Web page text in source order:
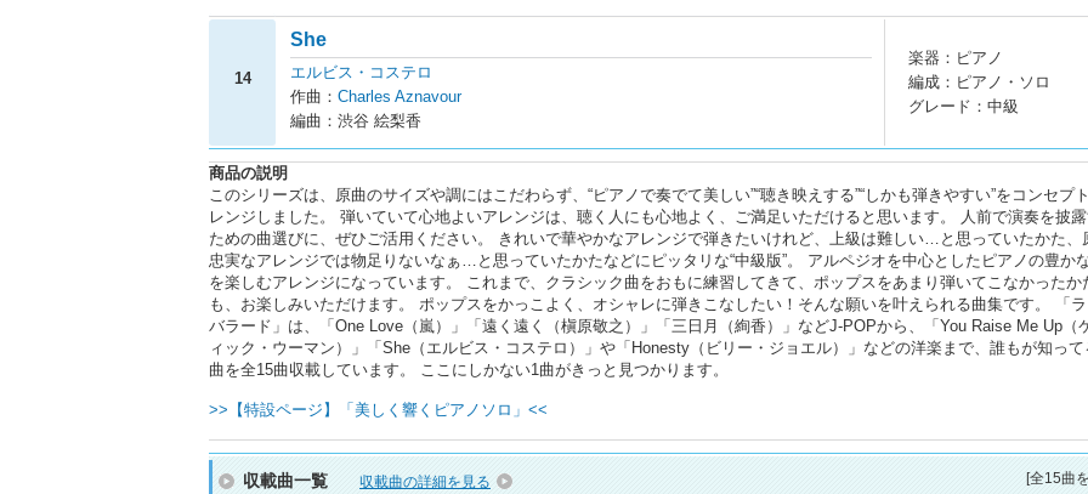
14
She
エルビス・コステロ
作曲： Charles Aznavour
編曲：渋谷 絵梨香
楽器：ピアノ
編成：ピアノ・ソロ
グレード：中級
商品の説明
このシリーズは、原曲のサイズや調にはこだわらず、“ピアノで奏でて美しい”“聴き映えする”“しかも弾きやすい”をコンセプ
レンジしました。 弾いていて心地よいアレンジは、聴く人にも心地よく、ご満足いただけると思います。 人前で演奏を披
ための曲選びに、ぜひご活用ください。 きれいで華やかなアレンジで弾きたいけれど、上級は難しい…と思っていたかた、
忠実なアレンジでは物足りないなぁ…と思っていたかたなどにピッタリな“中級版”。 アルペジオを中心としたピアノの豊か
を楽しむアレンジになっています。 これまで、クラシック曲をおもに練習してきて、ポップスをあまり弾いてこなかったか
も、お楽しみいただけます。 ポップスをかっこよく、オシャレに弾きこなしたい！そんな願いを叶えられる曲集です。 「
バラード」は、「One Love（嵐）」「遠く遠く（槇原敬之）」「三日月（絢香）」などJ-POPから、「You Raise Me Up（
ィック・ウーマン）」「She（エルビス・コステロ）」や「Honesty（ビリー・ジョエル）」などの洋楽まで、誰もが知って
曲を全15曲収載しています。 ここにしかない1曲がきっと見つかります。
>>【特設ページ】「美しく響くピアノソロ」<<
収載曲一覧 収載曲の詳細を見る [全15曲